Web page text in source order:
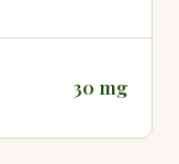
30 mg